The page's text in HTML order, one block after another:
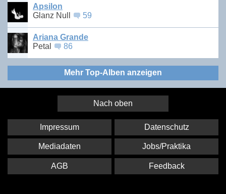
Apsilon
Glanz Null
59
Ariana Grande
Petal
86
Mehr Top-Alben anzeigen
Nach oben
Impressum Datenschutz
Mediadaten Jobs/Praktika
AGB Feedback